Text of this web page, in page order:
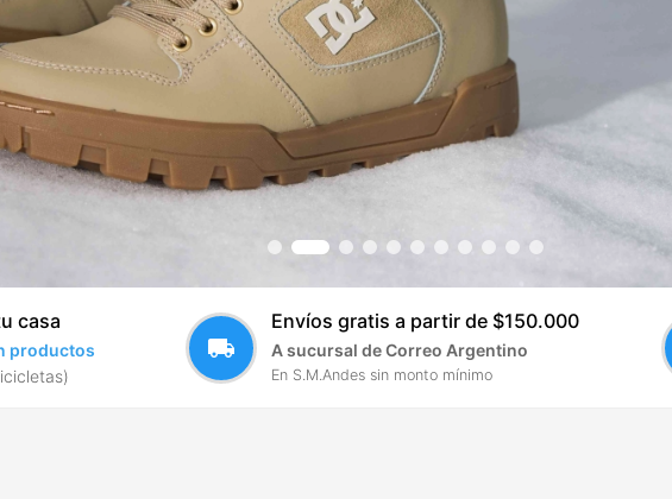
casa
productos
local_shipping
Envíos gratis a partir de $150.000
A sucursal de Correo Argentino
En S.M.Andes sin monto mínimo